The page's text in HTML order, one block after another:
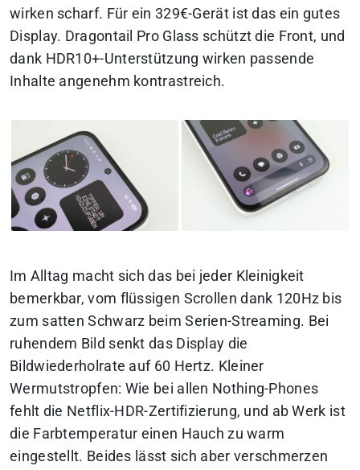
wirken scharf. Für ein 329€-Gerät ist das ein gutes
Display. Dragontail Pro Glass schützt die Front, und
dank HDR10+-Unterstützung wirken passende
Inhalte angenehm kontrastreich.
Im Alltag macht sich das bei jeder Kleinigkeit
bemerkbar, vom flüssigen Scrollen dank 120Hz bis
zum satten Schwarz beim Serien-Streaming. Bei
ruhendem Bild senkt das Display die
Bildwiederholrate auf 60 Hertz. Kleiner
Wermutstropfen: Wie bei allen Nothing-Phones
fehlt die Netflix-HDR-Zertifizierung, und ab Werk ist
die Farbtemperatur einen Hauch zu warm
eingestellt. Beides lässt sich aber verschmerzen